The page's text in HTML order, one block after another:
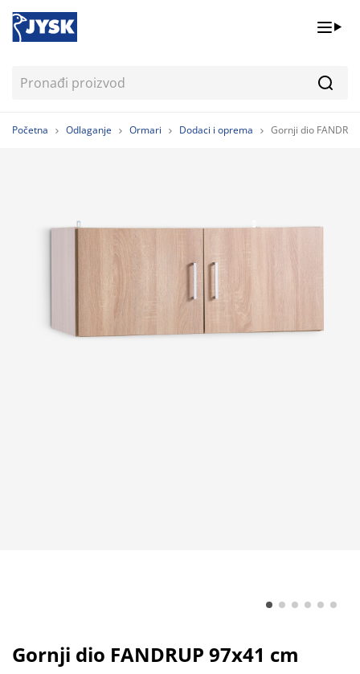
Početna Odlaganje Ormari Dodaci i oprema Gornji dio
Gornji dio FANDRUP 97x41 cm